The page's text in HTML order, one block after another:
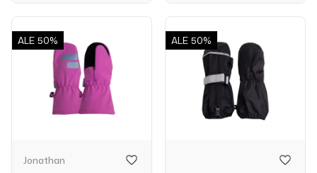
ALE 50%
Jonathan
ALE 50%